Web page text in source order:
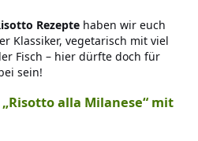
Rezepte haben wir euch
Klassiker, vegetarisch mit viel
Fisch – hier dürfte doch für
sein!
alla Milanese“ mit